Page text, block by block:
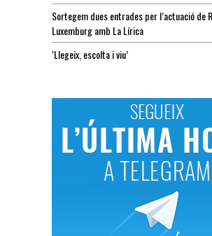
Sortegem dues entrades per l’actuació de
Luxemburg amb La Lírica
‘Llegeix, escolta i viu’